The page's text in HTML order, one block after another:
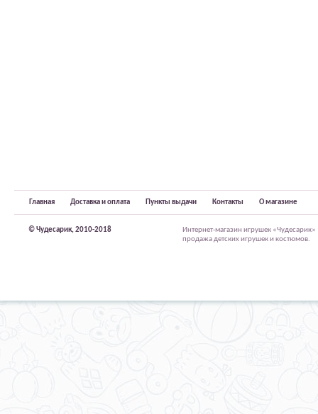
Главная Доставка и оплата Пункты выдачи Контакты О магазине
© Чудесарик, 2010-2018
Интернет-магазин игрушек
продажа детских игрушек и костюмов.